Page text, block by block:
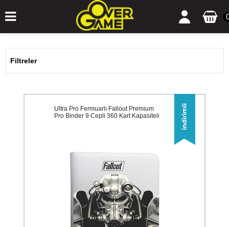
Filtreler
Ultra Pro Fermuarlı Fallout Premium
Pro Binder 9 Cepli 360 Kart Kapasiteli